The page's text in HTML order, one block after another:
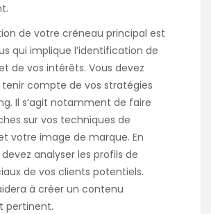
de votre créneau principal est
qui implique l’identification de
de vos intérêts. Vous devez
compte de vos stratégies
Il s’agit notamment de faire
sur vos techniques de
votre image de marque. En
analyser les profils de
de vos clients potentiels.
à créer un contenu
pertinent.